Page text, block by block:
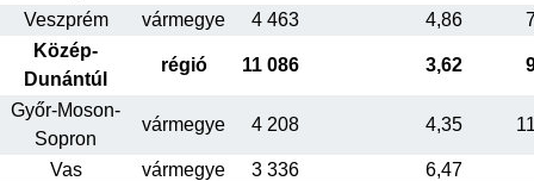
Veszprém vármegye 4 463 4,86
Közép-
Dunántúl
régió 11 086 3,62
Győr-Moson-
Sopron
vármegye 4 208 4,35
Vas vármegye 3 336
6,47